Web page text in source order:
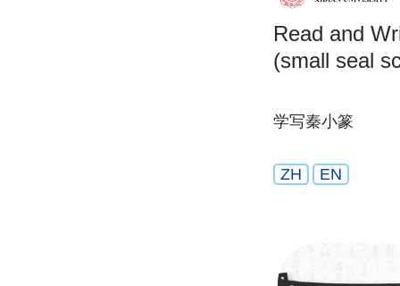
Read and
(small seal
学写秦小篆
ZH EN